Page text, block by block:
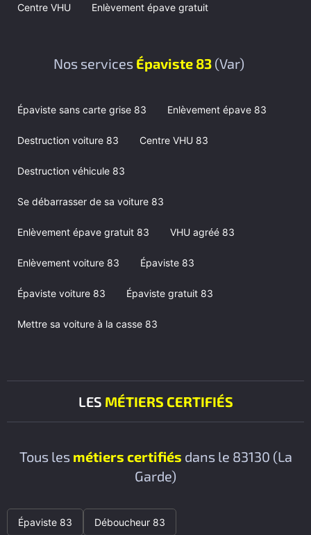
Centre VHU Enlèvement épave gratuit
Nos services Épaviste 83 (Var)
Épaviste sans carte grise 83 Enlèvement épave 83
Destruction voiture 83 Centre VHU 83
Destruction véhicule 83
Se débarrasser de sa voiture 83
Enlèvement épave gratuit 83 VHU agréé 83
Enlèvement voiture 83 Épaviste 83
Épaviste voiture 83 Épaviste gratuit 83
Mettre sa voiture à la casse 83
LES MÉTIERS CERTIFIÉS
Tous les métiers certifiés dans le 83130 (La
Garde)
Épaviste 83 Déboucheur 83